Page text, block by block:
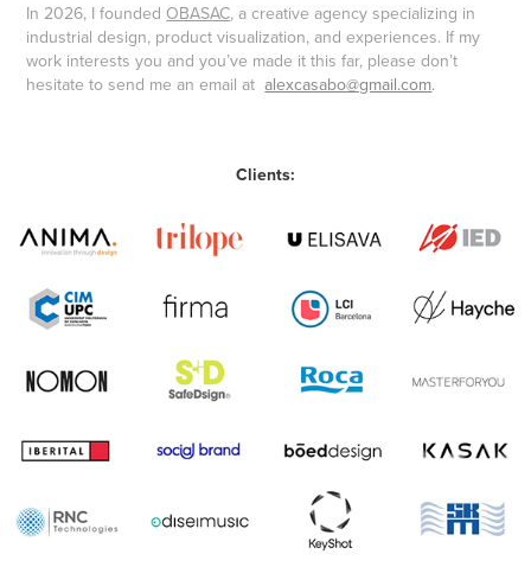
In 2026, I founded OBASAC, a creative agency specializing in
industrial design, product visualization, and experiences. If my
work interests you and you’ve made it this far, please don’t
hesitate to send me an email at alexcasabo@gmail.com.
Clients: